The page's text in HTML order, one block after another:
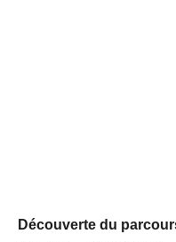
Découverte du